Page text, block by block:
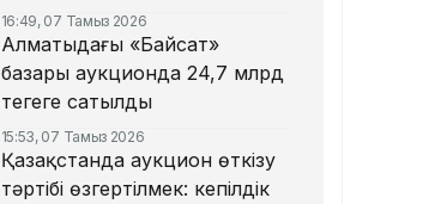
16:49, 07 Тамыз 2026
Алматыдағы «Байсат»
базары аукционда 24,7 млрд
теңгеге сатылды
15:53, 07 Тамыз 2026
Қазақстанда аукцион өткізу
тәртібі өзгертілмек: кепілдік